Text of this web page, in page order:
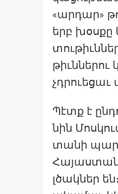
«ար­դար»
երբ
չդրուեցաւ
Պէտք է
նին
տա­նի
լծակ­ներ